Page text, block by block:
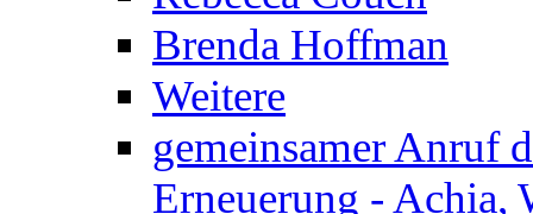
Brenda Hoffman
Weitere
gemeinsamer Anruf
Erneuerung - Achia,